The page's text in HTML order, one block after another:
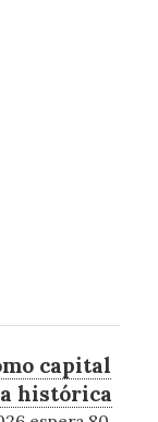
capital
histórica